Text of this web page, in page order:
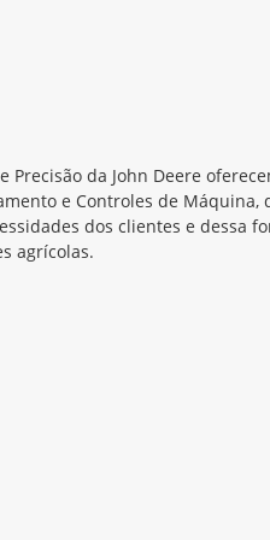
Precisão da John Deere
e Controles de Máquina,
dos clientes e dessa
agrícolas.